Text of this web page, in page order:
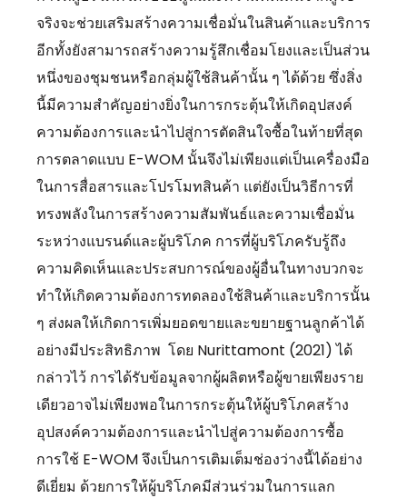
จริงจะช่วยเสริมสร้างความเชื่อมั่นในสินค้าและบริการ
อีกทั้งยังสามารถสร้างความรู้สึกเชื่อมโยงและเป็นส่วน
หนึ่งของชุมชนหรือกลุ่มผู้ใช้สินค้านั้น ๆ ได้ด้วย ซึ่งสิ่ง
นี้มีความสำคัญอย่างยิ่งในการกระตุ้นให้เกิดอุปสงค์
ความต้องการและนำไปสู่การตัดสินใจซื้อในท้ายที่สุด
การตลาดแบบ E-WOM นั้นจึงไม่เพียงแต่เป็นเครื่องมือ
ในการสื่อสารและโปรโมทสินค้า แต่ยังเป็นวิธีการที่
ทรงพลังในการสร้างความสัมพันธ์และความเชื่อมั่น
ระหว่างแบรนด์และผู้บริโภค การที่ผู้บริโภครับรู้ถึง
ความคิดเห็นและประสบการณ์ของผู้อื่นในทางบวกจะ
ทำให้เกิดความต้องการทดลองใช้สินค้าและบริการนั้น
ๆ ส่งผลให้เกิดการเพิ่มยอดขายและขยายฐานลูกค้าได้
อย่างมีประสิทธิภาพ โดย Nurittamont (2021) ได้
กล่าวไว้ การได้รับข้อมูลจากผู้ผลิตหรือผู้ขายเพียงราย
เดียวอาจไม่เพียงพอในการกระตุ้นให้ผู้บริโภคสร้าง
อุปสงค์ความต้องการและนำไปสู่ความต้องการซื้อ
การใช้ E-WOM จึงเป็นการเติมเต็มช่องว่างนี้ได้อย่าง
ดีเยี่ยม ด้วยการให้ผู้บริโภคมีส่วนร่วมในการแลก